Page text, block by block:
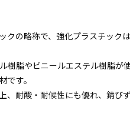
クの略称で、強化プラスチック
樹脂やビニールエステル樹脂が
です。
、耐酸・耐候性にも優れ、錆び